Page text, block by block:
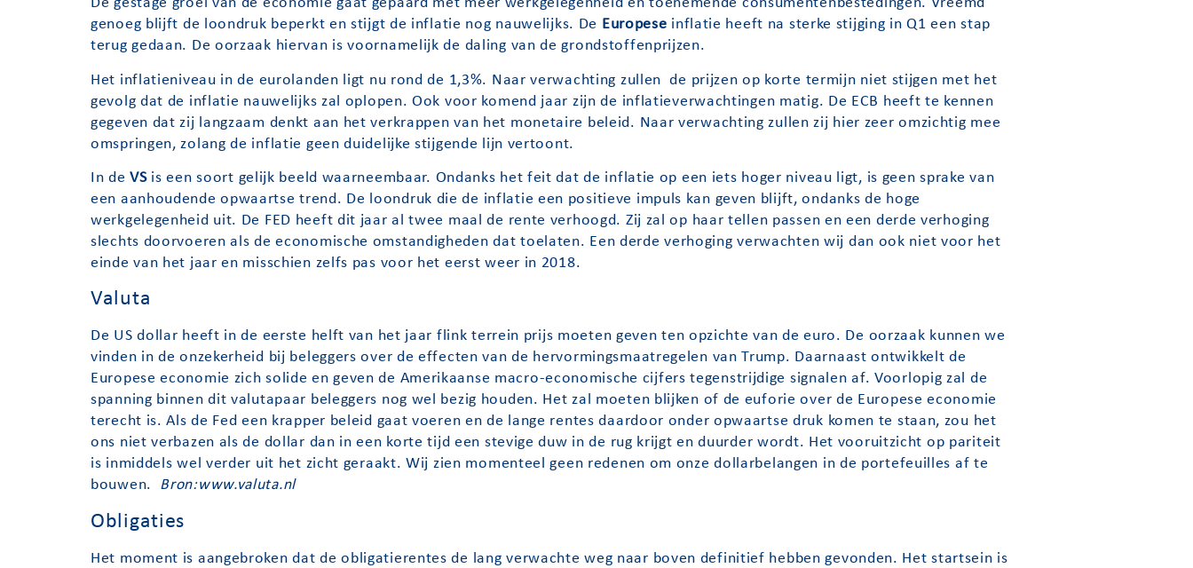
De gestage groei van de economie gaat gepaard met meer werkgelegenheid en toenemende consumentenbestedingen. Vreemd
genoeg blijft de loondruk beperkt en stijgt de inflatie nog nauwelijks. De Europese inflatie heeft na sterke stijging in Q1 een stap
terug gedaan. De oorzaak hiervan is voornamelijk de daling van de grondstoffenprijzen.
Het inflatieniveau in de eurolanden ligt nu rond de 1,3%. Naar verwachting zullen de prijzen op korte termijn niet stijgen met het
gevolg dat de inflatie nauwelijks zal oplopen. Ook voor komend jaar zijn de inflatieverwachtingen matig. De ECB heeft te kennen
gegeven dat zij langzaam denkt aan het verkrappen van het monetaire beleid. Naar verwachting zullen zij hier zeer omzichtig mee
omspringen, zolang de inflatie geen duidelijke stijgende lijn vertoont.
In deVSis een soort gelijk beeld waarneembaar. Ondanks het feit dat de inflatie op een iets hoger niveau ligt, is geen sprake van
een aanhoudende opwaartse trend. De loondruk die de inflatie een positieve impuls kan geven blijft, ondanks de hoge
werkgelegenheid uit. De FED heeft dit jaar al twee maal de rente verhoogd. Zij zal op haar tellen passen en een derde verhoging
slechts doorvoeren als de economische omstandigheden dat toelaten. Een derde verhoging verwachten wij dan ook niet voor het
einde van het jaar en misschien zelfs pas voor het eerst weer in 2018.
Valuta
De US dollar heeft in de eerste helft van het jaar flink terrein prijs moeten geven ten opzichte van de euro. De oorzaak kunnen we
vinden in de onzekerheid bij beleggers over de effecten van de hervormingsmaatregelen van Trump. Daarnaast ontwikkelt de
Europese economie zich solide en geven de Amerikaanse macro-economische cijfers tegenstrijdige signalen af. Voorlopig zal de
spanning binnen dit valutapaar beleggers nog wel bezig houden. Het zal moeten blijken of de euforie over de Europese economie
terecht is. Als de Fed een krapper beleid gaat voeren en de lange rentes daardoor onder opwaartse druk komen te staan, zou het
ons niet verbazen als de dollar dan in een korte tijd een stevige duw in de rug krijgt en duurder wordt. Het vooruitzicht op pariteit
is inmiddels wel verder uit het zicht geraakt. Wij zien momenteel geen redenen om onze dollarbelangen in de portefeuilles af te
bouwen. Bron:www.valuta.nl
Obligaties
Het moment is aangebroken dat de obligatierentes de lang verwachte weg naar boven definitief hebben gevonden. Het startsein is